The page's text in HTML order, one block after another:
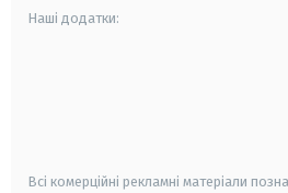
Наші додатки:
Всі комерційні рекламні матеріали